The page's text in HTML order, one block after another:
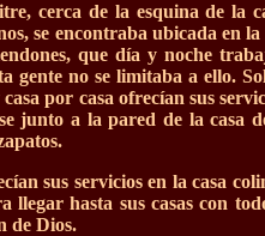
cerca de la esquina de la
se encontraba ubicada en la
que día y noche
gente no se limitaba a ello.
por casa ofrecían sus
junto a la pared de la casa
sus servicios en la casa
llegar hasta sus casas con
de Dios.